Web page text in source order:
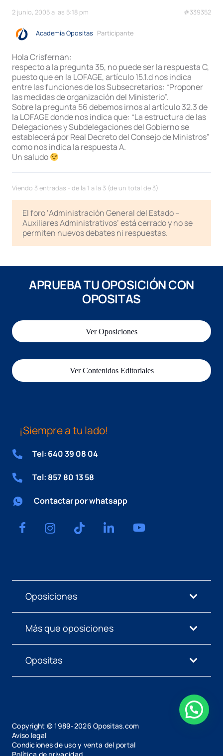
2 junio, 2005 a las 5:18 pm #339352
Academia Opositas Participante
Hola Crisfernan:
respecto a la pregunta 35, no puede ser la respuesta C,
puesto que en la LOFAGE, artículo 15.1.d nos indica
entre las funciones de los Subsecretarios: “Proponer
las medidas de organización del Ministerio”.
Sobre la pregunta 56 debemos irnos al artículo 32.3 de
la LOFAGE donde nos indica que: “La estructura de las
Delegaciones y Subdelegaciones del Gobierno se
establecerá por Real Decreto del Consejo de Ministros”
como nos indica la respuesta A.
Un saludo
Viendo 3 entradas - de la 1 a la 3 (de un total de 3)
El foro ‘Administración General del Estado –
Auxiliares Administrativos’ está cerrado y no se
permiten nuevos debates ni respuestas.
APRUEBA TU OPOSICIÓN CON
OPOSITAS
Ver Oposiciones
Ver Contenidos Editoriales
¡Siempre a tu lado!
Tel: 640 39 08 04
Tel: 857 80 13 58
Contactar por whatsapp
Oposiciones
Más que oposiciones
Opositas
Copyright © 1989-2026 Opositas.com
Aviso legal
Condiciones de uso y venta del portal